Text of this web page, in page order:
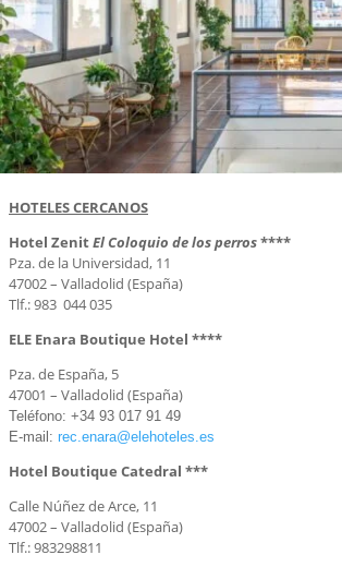
HOTELES CERCANOS
Hotel ZenitEl Coloquio de los perros****
Pza. de la Universidad, 11
47002 – Valladolid (España)
Tlf.: 983 044 035
ELE Enara Boutique Hotel ****
Pza. de España, 5
47001 – Valladolid (España)
Teléfono: +34 93 017 91 49
E-mail: rec.enara@elehoteles. es
Hotel Boutique Catedral ***
Calle Núñez de Arce, 11
47002 – Valladolid (España)
Tlf.: 983298811